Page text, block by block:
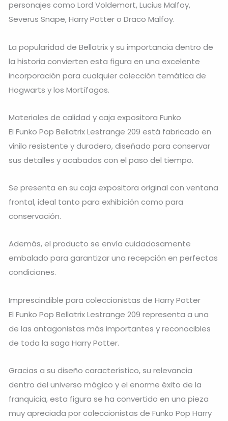
personajes como Lord Voldemort, Lucius Malfoy,
Severus Snape, Harry Potter o Draco Malfoy.
La popularidad de Bellatrix y su importancia dentro de
la historia convierten esta figura en una excelente
incorporación para cualquier colección temática de
Hogwarts y los Mortífagos.
Materiales de calidad y caja expositora Funko
El Funko Pop Bellatrix Lestrange 209 está fabricado en
vinilo resistente y duradero, diseñado para conservar
sus detalles y acabados con el paso del tiempo.
Se presenta en su caja expositora original con ventana
frontal, ideal tanto para exhibición como para
conservación.
Además, el producto se envía cuidadosamente
embalado para garantizar una recepción en perfectas
condiciones.
Imprescindible para coleccionistas de Harry Potter
El Funko Pop Bellatrix Lestrange 209 representa a una
de las antagonistas más importantes y reconocibles
de toda la saga Harry Potter.
Gracias a su diseño característico, su relevancia
dentro del universo mágico y el enorme éxito de la
franquicia, esta figura se ha convertido en una pieza
muy apreciada por coleccionistas de Funko Pop Harry